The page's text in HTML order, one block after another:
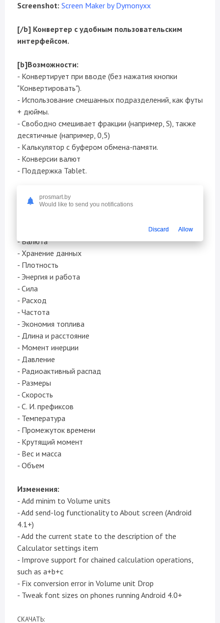
Screenshot: Screen Maker by Dymonyxx
[/b] Конвертер с удобным пользовательским
интерфейсом.
[b]Возможности:
- Конвертирует при вводе (без нажатия кнопки
"Конвертировать").
- Использование смешанных подразделений, как футы
+ дюймы.
- Свободно смешивает фракции (например, Ѕ), также
десятичные (например, 0,5)
- Калькулятор с буфером обмена-памяти.
- Конверсии валют
- Поддержка Tablet.
Более 400 единиц в 25 категориях:
- Ускорение
- Валюта
- Хранение данных
- Плотность
- Энергия и работа
- Сила
- Расход
- Частота
- Экономия топлива
- Длина и расстояние
- Момент инерции
- Давление
- Радиоактивный распад
- Размеры
- Скорость
- С. И. префиксов
- Температура
- Промежуток времени
- Крутящий момент
- Вес и масса
- Объем
Изменения:
- Add minim to Volume units
- Add send-log functionality to About screen (Android
4.1+)
- Add the current state to the description of the
Calculator settings item
- Improve support for chained calculation operations,
such as a+b+c
- Fix conversion error in Volume unit Drop
- Tweak font sizes on phones running Android 4.0+
CКАЧАТЬ:
prosmart.by
Would like to send you notifications
Discard Allow